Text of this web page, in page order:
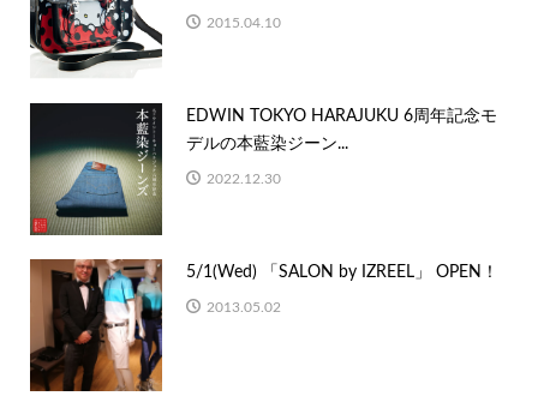
2015.04.10
EDWIN TOKYO HARAJUKU 6周年記念モ
デルの本藍染ジーン...
2022.12.30
5/1(Wed) 「SALON by IZREEL」 OPEN！
2013.05.02